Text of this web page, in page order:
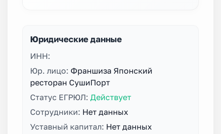
Юридические данные
ИНН:
Юр. лицо: Франшиза Японский
ресторан СушиПорт
Статус ЕГРЮЛ: Действует
Сотрудники: Нет данных
Уставный капитал: Нет данных